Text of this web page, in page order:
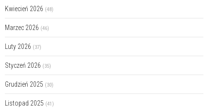
Kwiecień 2026 (48)
Marzec 2026 (46)
Luty 2026 (37)
Styczeń 2026 (35)
Grudzień 2025 (30)
Listopad 2025 (41)